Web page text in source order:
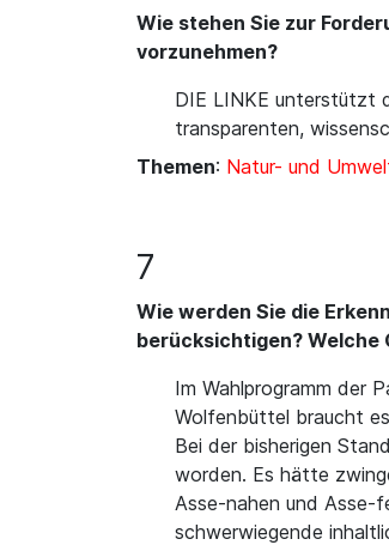
Wie stehen Sie zur
vorzunehmen?
DIE LINKE unterstützt
transparenten,
Themen: Natur- und
7
Wie werden Sie die
berücksichtigen? Welche
Im Wahlprogramm der
Wolfenbüttel braucht
Bei der bisherigen
worden. Es hätte
Asse-nahen und Asse-
schwerwiegende